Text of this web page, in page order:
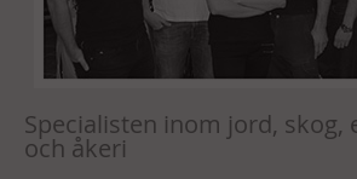
Specialisten inom jord, skog,
och åkeri